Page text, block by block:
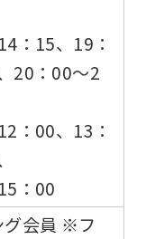
：15、19：
20：00～2
：00、13：
：00
グ会員 ※フ